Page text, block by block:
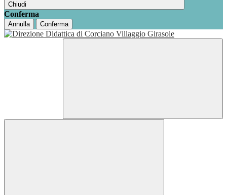
Chiudi
Conferma
Annulla Conferma